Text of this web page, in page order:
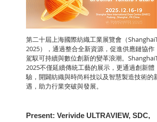
第二十屆上海國際紡織工業展覽會（
2025），通過整合全新資源，促進供應鏈協作，
駕馭可持續與數位創新的變革浪潮。
2025不僅延續傳統工藝的展示，更通過創新體
驗，開闢紡織與時尚科技以及智慧製造技術的新
遇，助力行業突破與發展。
Present: Verivide ULTRAVIEW, SDC,